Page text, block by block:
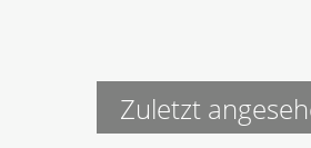
Zuletzt